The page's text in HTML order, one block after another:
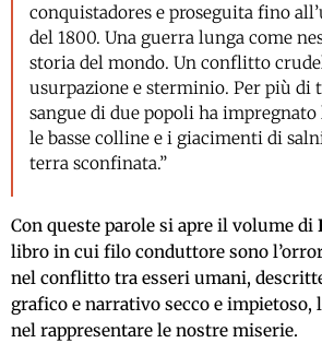
conquistadores e proseguita fino
del 1800. Una guerra lunga come
storia del mondo. Un conflitto
usurpazione e sterminio. Per più di
sangue di due popoli ha impregnato
le basse colline e i giacimenti di
terra sconfinata.”
Con queste parole si apre il volume di
libro in cui filo conduttore sono
nel conflitto tra esseri umani,
grafico e narrativo secco e impietoso,
nel rappresentare le nostre miserie.